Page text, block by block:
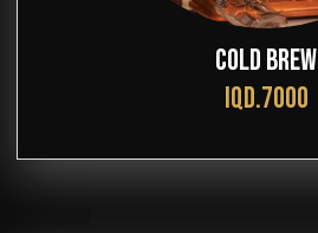
COLD BREW
IQD.7000